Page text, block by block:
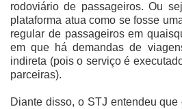
rodoviário de passageiros. Ou
plataforma atua como se fosse
regular de passageiros em
em que há demandas de
indireta (pois o serviço é
parceiras).
Diante disso, o STJ entendeu